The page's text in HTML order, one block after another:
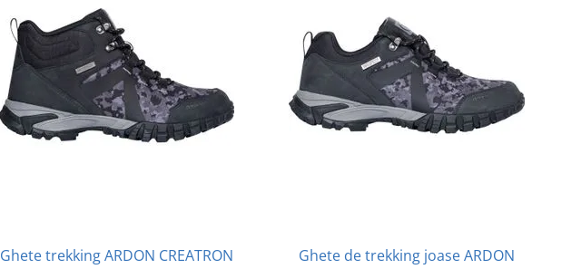
Ghete trekking ARDON CREATRON
Ghete de trekking joase ARDON